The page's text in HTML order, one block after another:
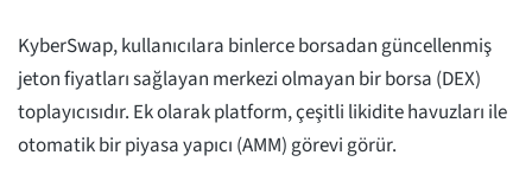
KyberSwap, kullanıcılara binlerce borsadan güncellenmiş
jeton fiyatları sağlayan merkezi olmayan bir borsa (DEX)
toplayıcısıdır. Ek olarak platform, çeşitli likidite havuzları ile
otomatik bir piyasa yapıcı (AMM) görevi görür.